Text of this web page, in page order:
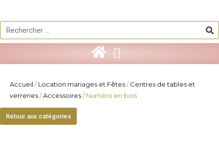
contenu
Rechercher
Accueil /Location mariages et Fêtes/Centres de tables et
verreries/Accessoires/ Numéro en bois
Retour aux catégories